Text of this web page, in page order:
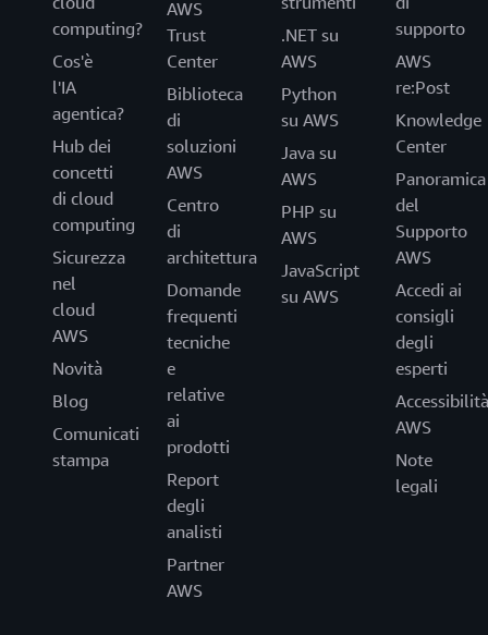
computing?
Cos'è
l'IA
agentica?
Hub dei
concetti
di cloud
computing
Sicurezza
nel
cloud
AWS
Novità
Blog
Comunicati
stampa
AWS
Trust
Center
Biblioteca
di
soluzioni
AWS
Centro
di
architettura
Domande
frequenti
tecniche
e
relative
ai
prodotti
Report
degli
analisti
Partner
AWS
.NET su
AWS
Python
su AWS
Java su
AWS
PHP su
AWS
JavaScript
su AWS
supporto
AWS
re:Post
Knowledge
Center
Panoramica
del
Supporto
AWS
Accedi ai
consigli
degli
esperti
Accessibilità
AWS
Note
legali